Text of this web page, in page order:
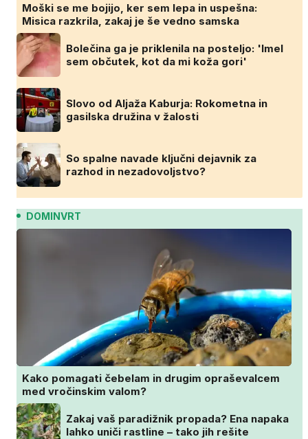
Moški se me bojijo, ker sem lepa in uspešna:
Misica razkrila, zakaj je še vedno samska
Bolečina ga je priklenila na posteljo: 'Imel
sem občutek, kot da mi koža gori'
Slovo od Aljaža Kaburja: Rokometna in
gasilska družina v žalosti
So spalne navade ključni dejavnik za
razhod in nezadovoljstvo?
DOMINVRT
Kako pomagati čebelam in drugim opraševalcem
med vročinskim valom?
Zakaj vaš paradižnik propada? Ena napaka
lahko uniči rastline – tako jih rešite